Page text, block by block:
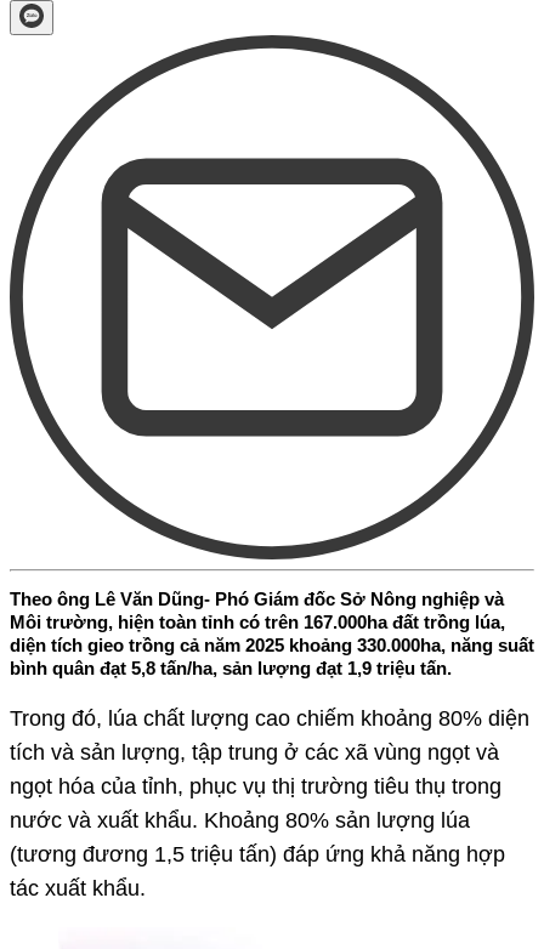
Theo ông Lê Văn Dũng- Phó Giám đốc Sở Nông nghiệp và
Môi trường, hiện toàn tỉnh có trên 167.000ha đất trồng lúa,
diện tích gieo trồng cả năm 2025 khoảng 330.000ha, năng suất
bình quân đạt 5,8 tấn/ha, sản lượng đạt 1,9 triệu tấn.
Trong đó, lúa chất lượng cao chiếm khoảng 80% diện
tích và sản lượng, tập trung ở các xã vùng ngọt và
ngọt hóa của tỉnh, phục vụ thị trường tiêu thụ trong
nước và xuất khẩu. Khoảng 80% sản lượng lúa
(tương đương 1,5 triệu tấn) đáp ứng khả năng hợp
tác xuất khẩu.